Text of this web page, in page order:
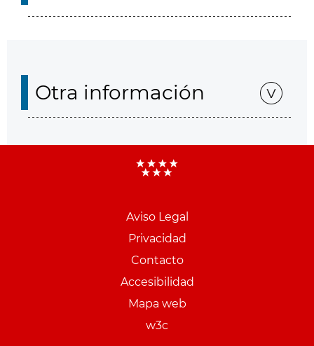
Otra información
Aviso Legal
Privacidad
Contacto
Accesibilidad
Mapa web
w3c